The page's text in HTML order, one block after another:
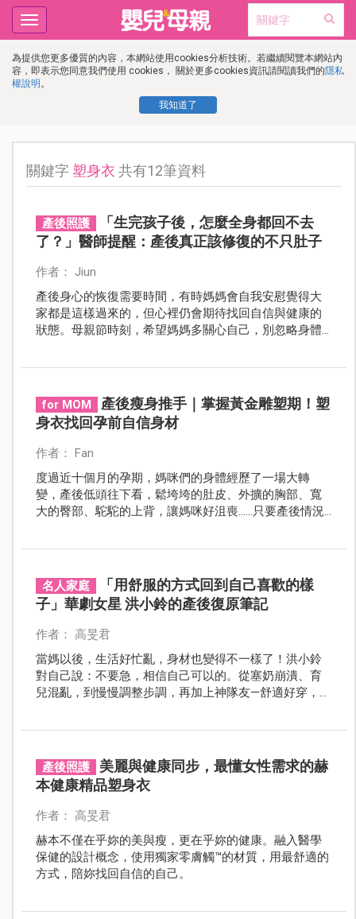
為提供您更多優質的內容，本網站使用cookies分析技術。若繼續閱覽本網站內
容，即表示您同意我們使用 cookies， 關於更多cookies資訊請閱讀我們的隱私
權說明 。
我知道了
Toggle
navigation
關鍵字 塑身衣 共有12筆資料
產後照護
「生完孩子後，怎麼全身都回不去
了？」醫師提醒：產後真正該修復的不只肚子
作者： Jiun
產後身心的恢復需要時間，有時媽媽會自我安慰覺得大
家都是這樣過來的，但心裡仍會期待找回自信與健康的
狀態。母親節時刻，希望媽媽多關心自己，別忽略身體
for MOM
產後瘦身推手｜掌握黃金雕塑期！塑
身衣找回孕前自信身材
作者： Fan
度過近十個月的孕期，媽咪們的身體經歷了一場大轉
變，產後低頭往下看，鬆垮垮的肚皮、外擴的胸部、寬
大的臀部、駝駝的上背，讓媽咪好沮喪……只要產後情況
名人家庭
「用舒服的方式回到自己喜歡的樣
子」華劇女星 洪小鈴的產後復原筆記
作者： 高旻君
當媽以後，生活好忙亂，身材也變得不一樣了！洪小鈴
對自己說：不要急，相信自己可以的。從塞奶崩潰、育
兒混亂，到慢慢調整步調，再加上神隊友—舒適好穿，同
產後照護
美麗與健康同步，最懂女性需求的赫
本健康精品塑身衣
作者： 高旻君
赫本不僅在乎妳的美與瘦，更在乎妳的健康。融入醫學
保健的設計概念，使用獨家零膚觸™的材質，用最舒適的
方式，陪妳找回自信的自己。